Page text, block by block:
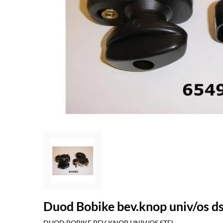
Duod Bobike bev.knop univ/os